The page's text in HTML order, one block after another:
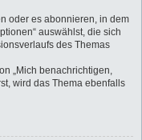
oder es abonnieren, in dem
auswählst, die sich
des Themas
„Mich benachrichtigen,
wird das Thema ebenfalls